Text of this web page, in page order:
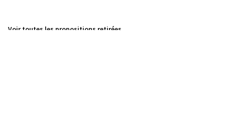
Voir toutes les propositions retirées